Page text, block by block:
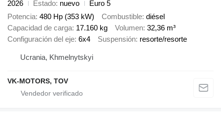
2026
Estado nuevo
Euro 5
Potencia 480 Hp (353 kW) Combustible diésel
Capacidad de carga 17.160 kg Volumen 32,36 m³
Configuración del eje 6x4 Suspensión resorte/resorte
Ucrania, Khmelnytskyi
VK-MOTORS, TOV